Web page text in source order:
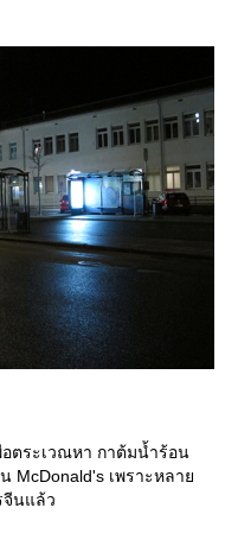
ตระเวณหา กาต้มน้ำร้อน
McDonald's เพราะหลา
จีนแล้ว